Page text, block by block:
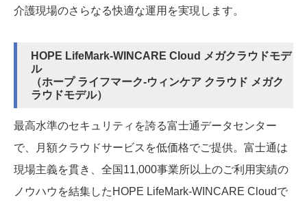
介護現場のさらなる快適な運用を実現します。
HOPE LifeMark-WINCARE Cloud メガクラウドモデ
ル
（ホープ ライフマーク-ウィンケア クラウド メガク
ラウドモデル）
最高水準のセキュリティを誇る富士通データセンター
で、月額クラウドサービスを低価格でご提供。富士通は
現場主義を貫き、全国11,000事業所以上のご利用実績の
ノウハウを結集したHOPE LifeMark-WINCARE Cloudで